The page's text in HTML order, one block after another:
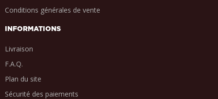
Conditions générales de vente
INFORMATIONS
Livraison
F.A.Q.
Plan du site
Sécurité des paiements